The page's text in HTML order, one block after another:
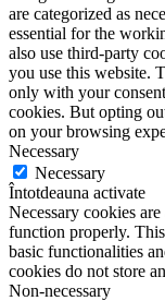
are categorized as
essential for the
also use third-party
you use this website.
only with your
cookies. But opting
on your browsing
Necessary
Necessary
Întotdeauna activate
Necessary cookies
function properly.
basic functionalities
cookies do not store
Non-necessary